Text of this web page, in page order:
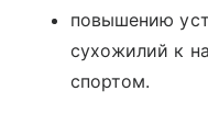
повышению
сухожилий к
спортом.